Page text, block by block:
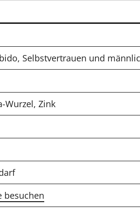
Selbstvertrauen und
Wurzel, Zink
besuchen